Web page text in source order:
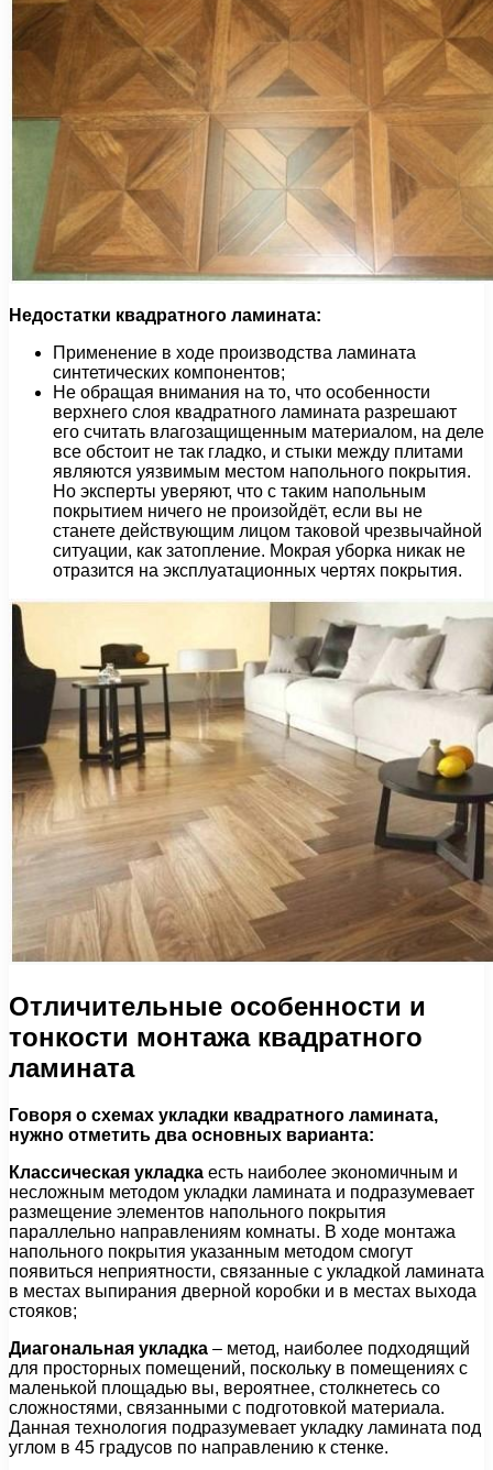
Недостатки квадратного ламината:
Применение в ходе производства ламината
синтетических компонентов;
Не обращая внимания на то, что особенности
верхнего слоя квадратного ламината разрешают
его считать влагозащищенным материалом, на деле
все обстоит не так гладко, и стыки между плитами
являются уязвимым местом напольного покрытия.
Но эксперты уверяют, что с таким напольным
покрытием ничего не произойдёт, если вы не
станете действующим лицом таковой чрезвычайной
ситуации, как затопление. Мокрая уборка никак не
отразится на эксплуатационных чертях покрытия.
Отличительные особенности и
тонкости монтажа квадратного
ламината
Говоря о схемах укладки квадратного ламината,
нужно отметить два основных варианта:
Классическая укладка есть наиболее экономичным и
несложным методом укладки ламината и подразумевает
размещение элементов напольного покрытия
параллельно направлениям комнаты. В ходе монтажа
напольного покрытия указанным методом смогут
появиться неприятности, связанные с укладкой ламината
в местах выпирания дверной коробки и в местах выхода
стояков;
Диагональная укладка – метод, наиболее подходящий
для просторных помещений, поскольку в помещениях с
маленькой площадью вы, вероятнее, столкнетесь со
сложностями, связанными с подготовкой материала.
Данная технология подразумевает укладку ламината под
углом в 45 градусов по направлению к стенке.